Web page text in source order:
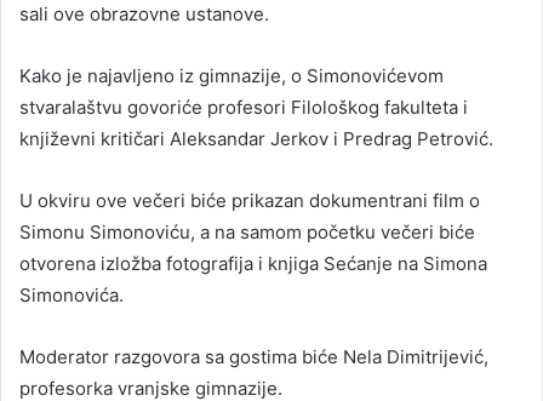
sali ove obrazovne ustanove.
Kako je najavljeno iz gimnazije, o Simonovićevom
stvaralaštvu govoriće profesori Filološkog fakulteta i
književni kritičari Aleksandar Jerkov i Predrag Petrović.
U okviru ove večeri biće prikazan dokumentrani film o
Simonu Simonoviću, a na samom početku večeri biće
otvorena izložba fotografija i knjiga Sećanje na Simona
Simonovića.
Moderator razgovora sa gostima biće Nela Dimitrijević,
profesorka vranjske gimnazije.